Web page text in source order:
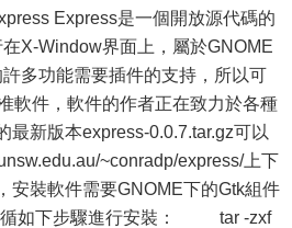
Express是一個開放源代碼的
X-Window界面上，屬於GNOME
多功能需要插件的支持，所以可
軟件，軟件的作者正在致力於各種
版本express-0.0.7.tar.gz可以
~conradp/express/上下
安裝軟件需要GNOME下的Gtk組件
循如下步驟進行安裝： tar -zxf